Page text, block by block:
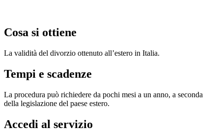
Cosa si ottiene
La validità del divorzio ottenuto all’estero in Italia.
Tempi e scadenze
La procedura può richiedere da pochi mesi a un anno, a seconda
della legislazione del paese estero.
Accedi al servizio